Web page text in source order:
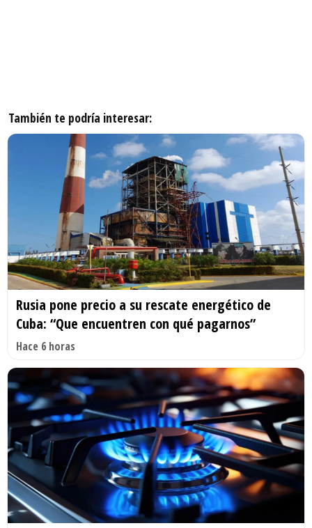
También te podría interesar:
Rusia pone precio a su rescate energético de
Cuba: “Que encuentren con qué pagarnos”
Hace 6 horas